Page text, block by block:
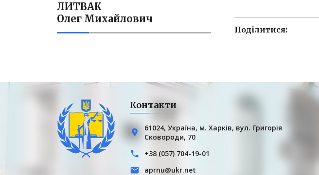
ЛИТВАК
Олег Михайлович
Поділитися:
Контакти
61024, Українa, м. Харків, вул. Григорія
Сковороди, 70
+38 (057) 704-19-01
aprnu@ukr.net